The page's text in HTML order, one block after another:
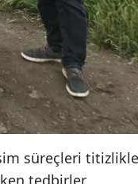
Yozgat
Zonguldak
Aksaray
Bayburt
Kırıkkale
süreçleri titizlikle
tedbirler